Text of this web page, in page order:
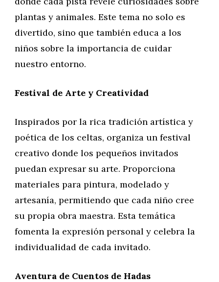
plantas y animales. Este tema no solo es
divertido, sino que también educa a los
niños sobre la importancia de cuidar
nuestro entorno.
Festival de Arte y Creatividad
Inspirados por la rica tradición artística y
poética de los celtas, organiza un festival
creativo donde los pequeños invitados
puedan expresar su arte. Proporciona
materiales para pintura, modelado y
artesanía, permitiendo que cada niño cree
su propia obra maestra. Esta temática
fomenta la expresión personal y celebra la
individualidad de cada invitado.
Aventura de Cuentos de Hadas